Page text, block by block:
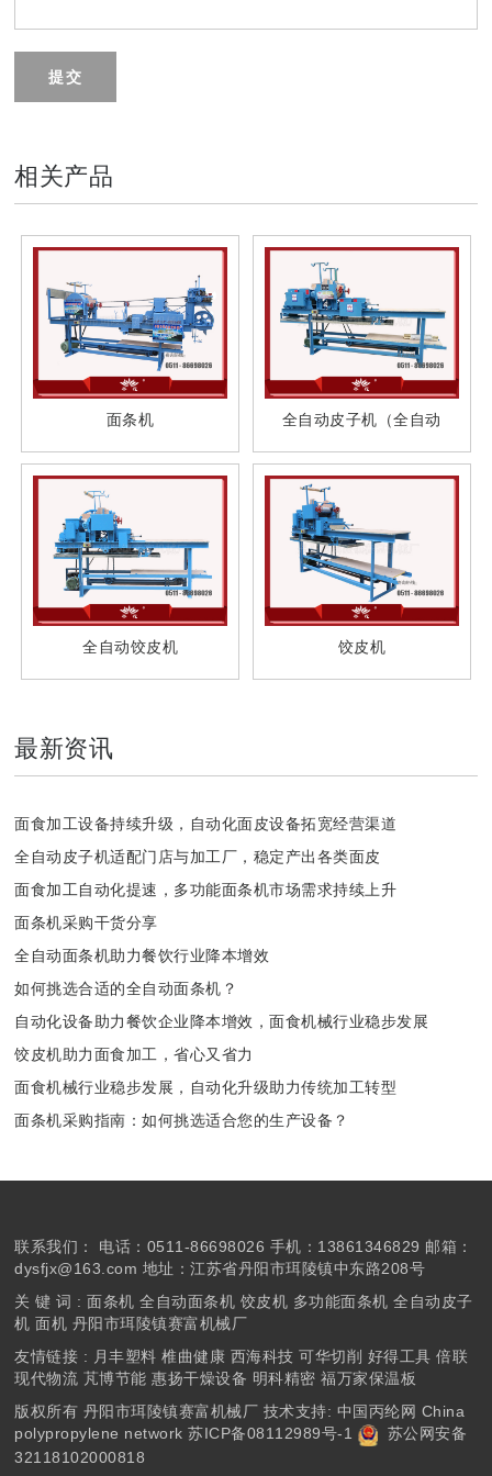
提交
相关产品
面条机 全自动皮子机（全自动
全自动饺皮机 饺皮机
最新资讯
面食加工设备持续升级，自动化面皮设备拓宽经营渠道
全自动皮子机适配门店与加工厂，稳定产出各类面皮
面食加工自动化提速，多功能面条机市场需求持续上升
面条机采购干货分享
全自动面条机助力餐饮行业降本增效
如何挑选合适的全自动面条机？
自动化设备助力餐饮企业降本增效，面食机械行业稳步发展
饺皮机助力面食加工，省心又省力
面食机械行业稳步发展，自动化升级助力传统加工转型
面条机采购指南：如何挑选适合您的生产设备？
联系我们：
电话：0511-86698026 手机：13861346829 邮箱：
dysfjx@163.com 地址：江苏省丹阳市珥陵镇中东路208号
关 键 词 : 面条机 全自动面条机 饺皮机 多功能面条机 全自动皮子
机面机 丹阳市珥陵镇赛富机械厂
友情链接 : 月丰塑料 椎曲健康 西海科技 可华切削 好得工具 倍联
现代物流 芃博节能 惠扬干燥设备 明科精密 福万家保温板
版权所有 丹阳市珥陵镇赛富机械厂 技术支持: 中国丙纶网 China
polypropylene network 苏ICP备08112989号-1
苏公网安备
32118102000818